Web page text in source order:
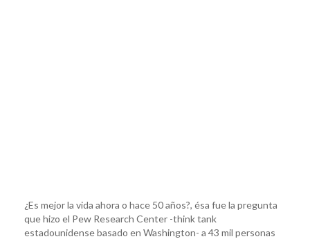
¿Es mejor la vida ahora o hace 50 años?, ésa fue la pregunta
que hizo el Pew Research Center -think tank
estadounidense basado en Washington- a 43 mil personas